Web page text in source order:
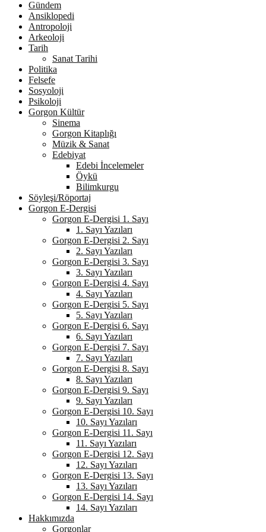
Gündem
Ansiklopedi
Antropoloji
Arkeoloji
Tarih
Sanat Tarihi
Politika
Felsefe
Sosyoloji
Psikoloji
Gorgon Kültür
Sinema
Gorgon Kitaplığı
Müzik & Sanat
Edebiyat
Edebi İncelemeler
Öykü
Bilimkurgu
Söyleşi/Röportaj
Gorgon E-Dergisi
Gorgon E-Dergisi 1. Sayı
1. Sayı Yazıları
Gorgon E-Dergisi 2. Sayı
2. Sayı Yazıları
Gorgon E-Dergisi 3. Sayı
3. Sayı Yazıları
Gorgon E-Dergisi 4. Sayı
4. Sayı Yazıları
Gorgon E-Dergisi 5. Sayı
5. Sayı Yazıları
Gorgon E-Dergisi 6. Sayı
6. Sayı Yazıları
Gorgon E-Dergisi 7. Sayı
7. Sayı Yazıları
Gorgon E-Dergisi 8. Sayı
8. Sayı Yazıları
Gorgon E-Dergisi 9. Sayı
9. Sayı Yazıları
Gorgon E-Dergisi 10. Sayı
10. Sayı Yazıları
Gorgon E-Dergisi 11. Sayı
11. Sayı Yazıları
Gorgon E-Dergisi 12. Sayı
12. Sayı Yazıları
Gorgon E-Dergisi 13. Sayı
13. Sayı Yazıları
Gorgon E-Dergisi 14. Sayı
14. Sayı Yazıları
Hakkımızda
Gorgonlar